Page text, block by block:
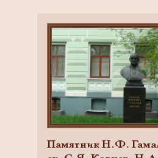
Памятник Н.Ф.